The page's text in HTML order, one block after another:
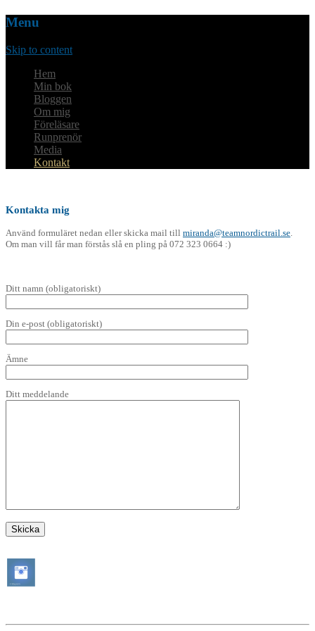
Menu
Skip to content
Hem
Min bok
Bloggen
Om mig
Föreläsare
Runprenör
Media
Kontakt
Kontakta mig
Använd formuläret nedan eller skicka mail till miranda@teamnordictrail.se
Om man vill får man förstås slå en pling på 072 323 0664 :)
Ditt namn (obligatoriskt)
Din e-post (obligatoriskt)
Ämne
Ditt meddelande